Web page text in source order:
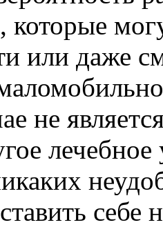
которые
или даже
не
себе